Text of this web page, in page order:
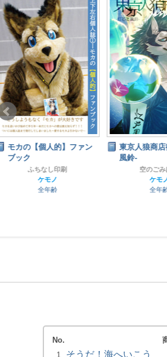
モカの【個人的】ファン
ブック
ふちなし印刷
ケモノ
全年齢
東京人狼商店
風鈴-
空のごみ
ケモノ
全年齢
No.
1
そうだ！海へいこう